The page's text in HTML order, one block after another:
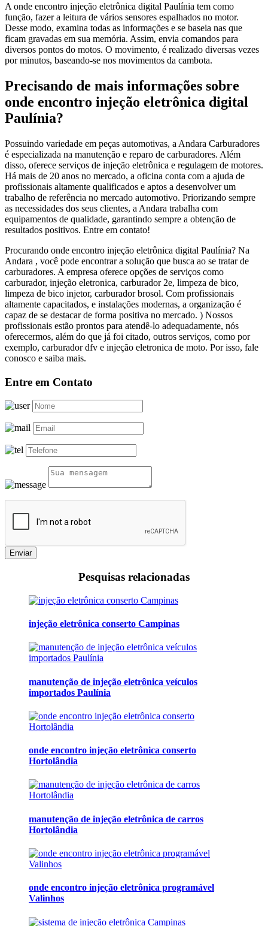
A onde encontro injeção eletrônica digital Paulínia tem como
função, fazer a leitura de vários sensores espalhados no motor.
Desse modo, examina todas as informações e se baseia nas que
ficam gravadas em sua memória. Assim, envia comandos para
diversos pontos do motos. O movimento, é realizado diversas vezes
por minutos, baseando-se nos movimentos da cambota.
Precisando de mais informações sobre
onde encontro injeção eletrônica digital
Paulínia?
Possuindo variedade em peças automotivas, a Andara Carburadores
é especializada na manutenção e reparo de carburadores. Além
disso, oferece serviços de injeção eletrônica e regulagem de motores.
Há mais de 20 anos no mercado, a oficina conta com a ajuda de
profissionais altamente qualificados e aptos a desenvolver um
trabalho de referência no mercado automotivo. Priorizando sempre
as necessidades dos seus clientes, a Andara trabalha com
equipamentos de qualidade, garantindo sempre a obtenção de
resultados positivos. Entre em contato!
Procurando onde encontro injeção eletrônica digital Paulínia? Na
Andara , você pode encontrar a solução que busca ao se tratar de
carburadores. A empresa oferece opções de serviços como
carburador, injeção eletronica, carburador 2e, limpeza de bico,
limpeza de bico injetor, carburador brosol. Com profissionais
altamente capacitados, e instalações modernas, a organização é
capaz de se destacar de forma positiva no mercado. ) Nossos
profissionais estão prontos para atendê-lo adequadamente, nós
oferecermos, além do que já foi citado, outros serviços, como por
exemplo, carburador dfv e injeção eletronica de moto. Por isso, fale
conosco e saiba mais.
Entre em Contato
Enviar
Pesquisas relacionadas
injeção eletrônica conserto Campinas
manutenção de injeção eletrônica veículos
importados Paulínia
onde encontro injeção eletrônica conserto
Hortolândia
manutenção de injeção eletrônica de carros
Hortolândia
onde encontro injeção eletrônica programável
Valinhos